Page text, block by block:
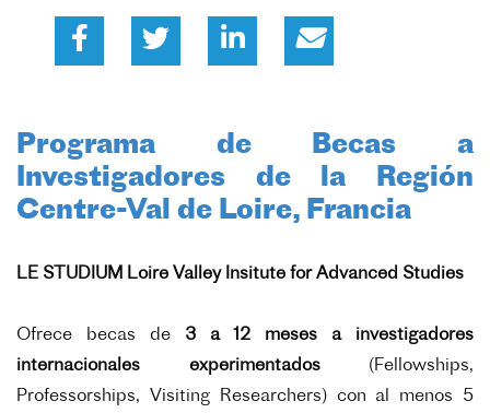
Programa de Becas a
Investigadores de la Región
Centre-Val de Loire, Francia
LE STUDIUM Loire Valley Insitute for Advanced Studies
Ofrece becas de 3 a 12 meses a investigadores
internacionales experimentados (Fellowships,
Professorships, Visiting Researchers) con al menos 5